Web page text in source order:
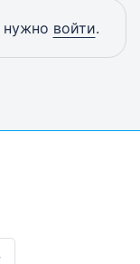
нужно войти.